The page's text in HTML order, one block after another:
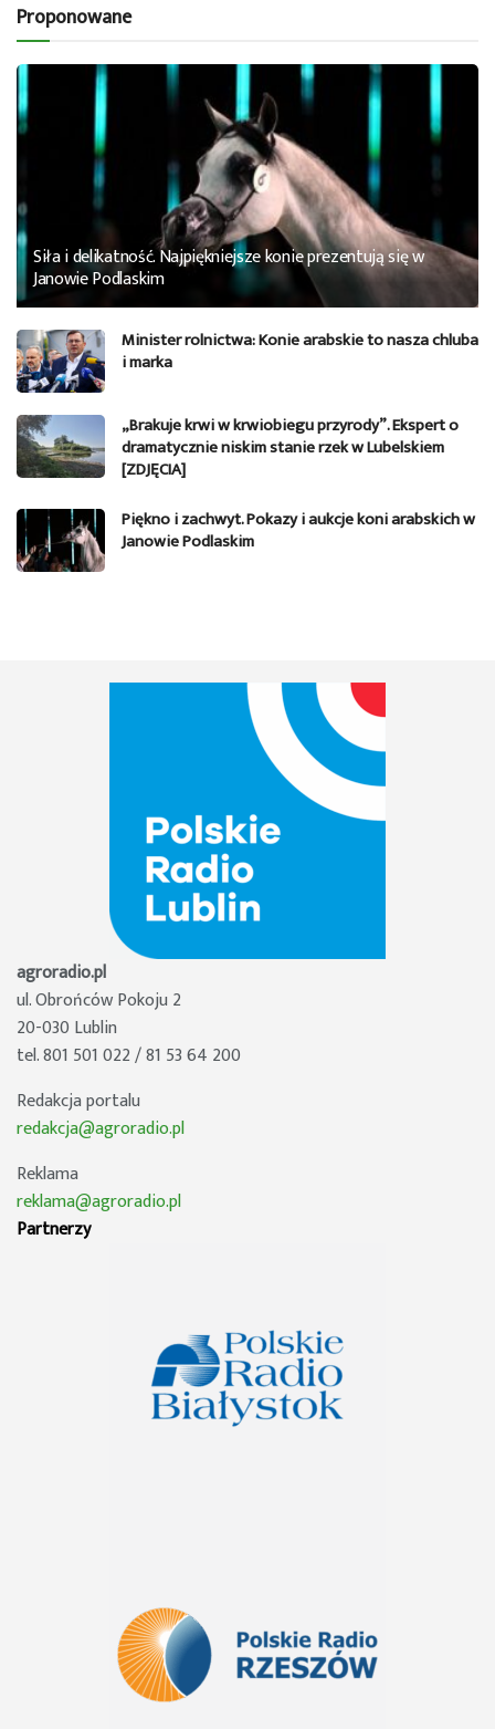
Proponowane
Siła i delikatność. Najpiękniejsze konie prezentują się w
Janowie Podlaskim
Minister rolnictwa: Konie arabskie to nasza chluba
i marka
„Brakuje krwi w krwiobiegu przyrody”. Ekspert o
dramatycznie niskim stanie rzek w Lubelskiem
[ZDJĘCIA]
Piękno i zachwyt. Pokazy i aukcje koni arabskich w
Janowie Podlaskim
agroradio.pl
ul. Obrońców Pokoju 2
20-030 Lublin
tel. 801 501 022 / 81 53 64 200
Redakcja portalu
redakcja@agroradio.pl
Reklama
reklama@agroradio.pl
Partnerzy